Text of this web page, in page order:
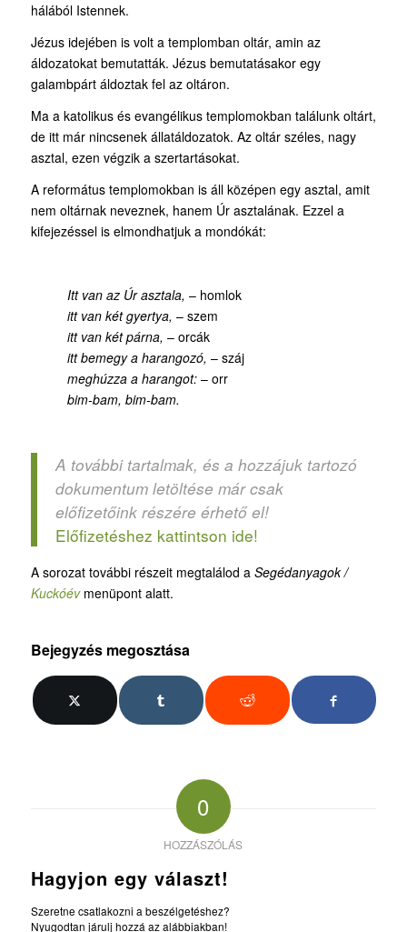
hálából Istennek.
Jézus idejében is volt a templomban oltár, amin az
áldozatokat bemutatták. Jézus bemutatásakor egy
galambpárt áldoztak fel az oltáron.
Ma a katolikus és evangélikus templomokban találunk oltárt,
de itt már nincsenek állatáldozatok. Az oltár széles, nagy
asztal, ezen végzik a szertartásokat.
A református templomokban is áll középen egy asztal, amit
nem oltárnak neveznek, hanem Úr asztalának. Ezzel a
kifejezéssel is elmondhatjuk a mondókát:
Itt van az Úr asztala, – homlok
itt van két gyertya, – szem
itt van két párna, – orcák
itt bemegy a harangozó, – száj
meghúzza a harangot:– orr
bim-bam, bim-bam.
A további tartalmak, és a hozzájuk tartozó
dokumentum letöltése már csak
előfizetőink részére érhető el!
Előfizetéshez kattintson ide!
A sorozat további részeit megtalálod a Segédanyagok /
Kuckóév menüpont alatt.
Bejegyzés megosztása
0
HOZZÁSZÓLÁS
Hagyjon egy választ!
Szeretne csatlakozni a beszélgetéshez?
Nyugodtan járulj hozzá az alábbiakban!